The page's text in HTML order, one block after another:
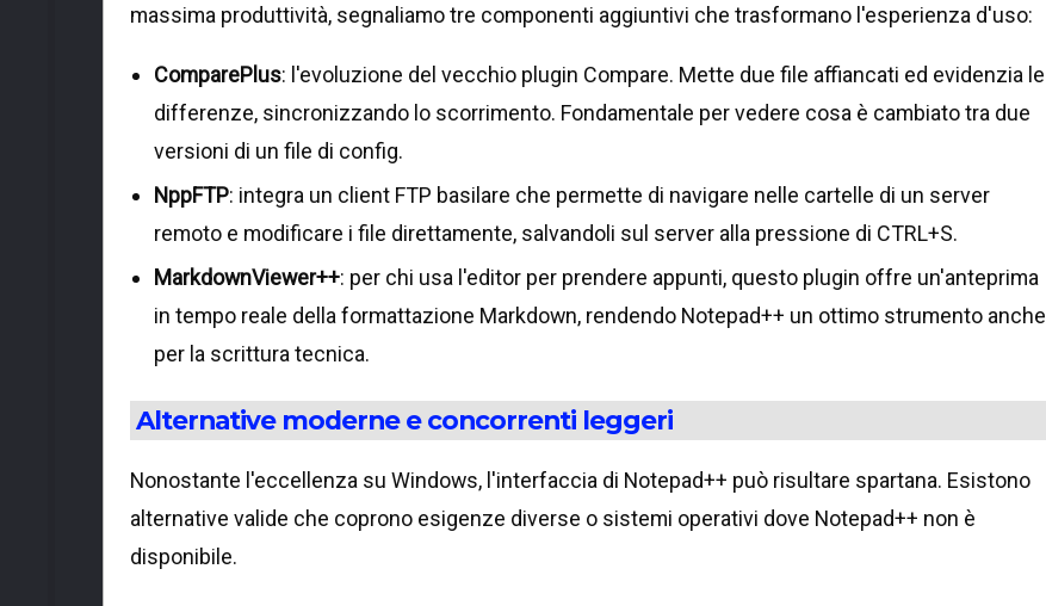
massima produttività, segnaliamo tre componenti aggiuntivi che trasformano l'esperienza d'uso:
ComparePlus: l'evoluzione del vecchio plugin Compare. Mette due file affiancati ed evidenzia le
differenze, sincronizzando lo scorrimento. Fondamentale per vedere cosa è cambiato tra due
versioni di un file di config.
NppFTP: integra un client FTP basilare che permette di navigare nelle cartelle di un server
remoto e modificare i file direttamente, salvandoli sul server alla pressione di CTRL+S.
MarkdownViewer++: per chi usa l'editor per prendere appunti, questo plugin offre un'anteprima
in tempo reale della formattazione Markdown, rendendo Notepad++ un ottimo strumento anche
per la scrittura tecnica.
Alternative moderne e concorrenti leggeri
Nonostante l'eccellenza su Windows, l'interfaccia di Notepad++ può risultare spartana. Esistono
alternative valide che coprono esigenze diverse o sistemi operativi dove Notepad++ non è
disponibile.